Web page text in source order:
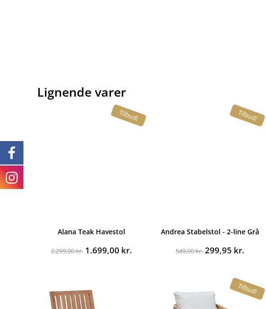
Lignende varer
Tilbud!
Alana Teak Havestol
2.299,00kr. Den
2.299,00 kr..
1.699,00 kr.
Tilbud!
Andrea Stabelstol - 2-line Grå
549,00kr. Den
549,00 kr..
299,95 kr.
er:
Tilbud!